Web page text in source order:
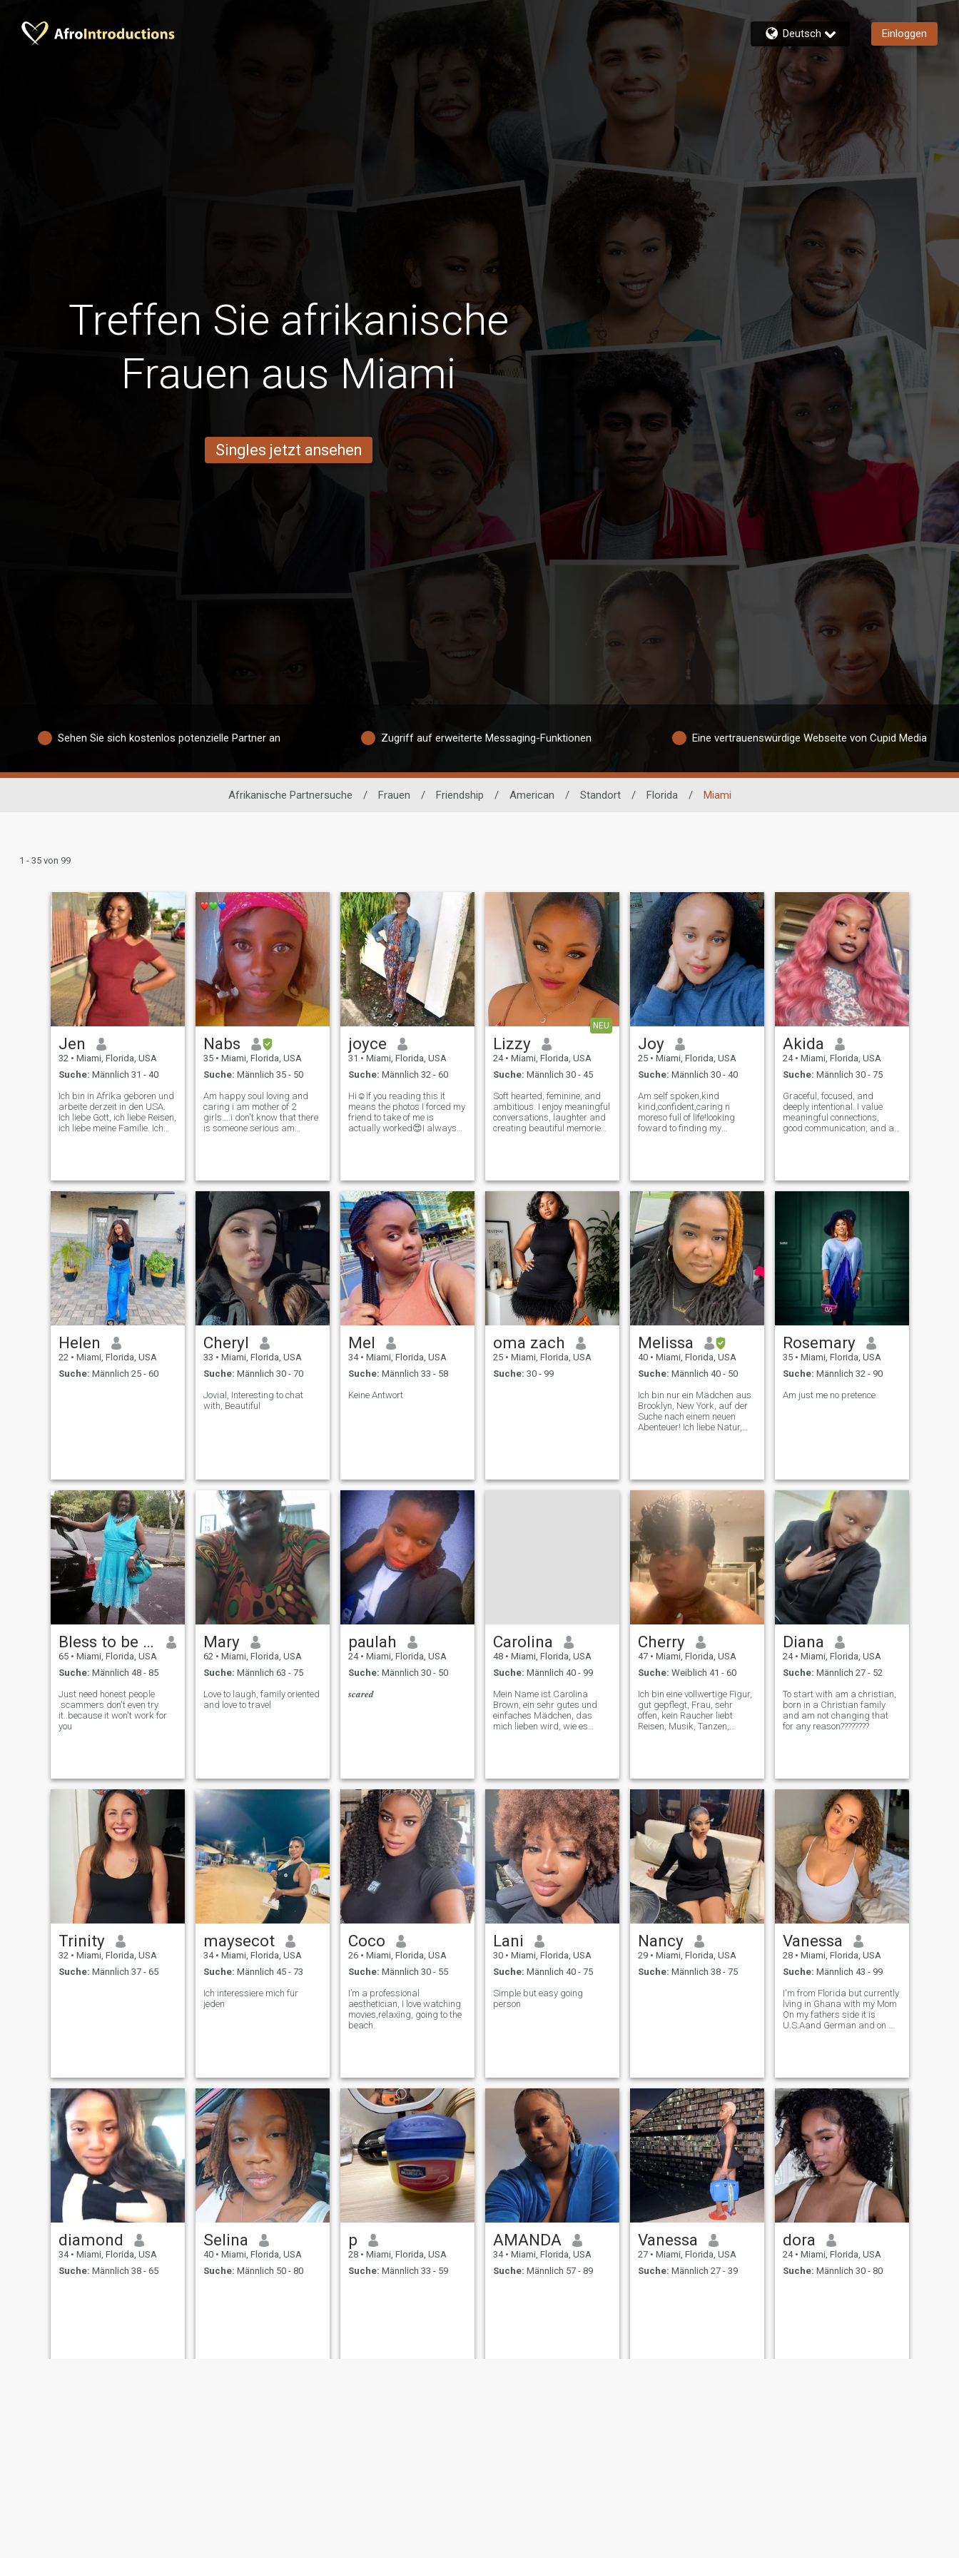
Deutsch Einloggen
Treffen Sie afrikanische
Frauen aus Miami
Singles jetzt ansehen
Sehen Sie sich kostenlos potenzielle Partner an Zugriff auf erweiterte Messaging-Funktionen Eine vertrauenswürdige Webseite von Cupid Media
Afrikanische Partnersuche / Frauen / Friendship / American / Standort / Florida / Miami
1 - 35 von 99
Jen
32 • Miami, Florida, USA
Suche: Männlich 31 - 40
Ich bin in Afrika geboren und
arbeite derzeit in den USA.
Ich liebe Gott, ich liebe Reisen,
ich liebe meine Familie. Ich
liebe DIE AUFMERKSAMKEIT
meines MANNES, verwöhnt
zu werden und meinen König
zu verwöhnen, da ich glaube,
dass die Beziehung eine 2-
Wege-Spur ist. Ich
respektiere und liebe von
ganzem Herzen.
Nabs
35 • Miami, Florida, USA
Suche: Männlich 35 - 50
Am happy soul loving and
caring i am mother of 2
girls....i don't know that there
is someone serious am
we make our own heaven on
earth,
joyce
31 • Miami, Florida, USA
Suche: Männlich 32 - 60
Hi☺️if you reading this it
means the photos I forced my
friend to take of me is
actually worked😍I always
hurt. Am looking for an
equally positive
NEU
Lizzy
24 • Miami, Florida, USA
Suche: Männlich 30 - 45
Soft hearted, feminine, and
ambitious. I enjoy meaningful
conversations, laughter and
creating beautiful memories.
Joy
25 • Miami, Florida, USA
Suche: Männlich 30 - 40
Am self spoken,kind
kind,confident,caring n
moreso full of life!looking
foward to finding my
Akida
24 • Miami, Florida, USA
Suche: Männlich 30 - 75
Graceful, focused, and
deeply intentional. I value
meaningful connections,
good communication, and a
you appreciate maturity,
respect,
Helen
22 • Miami, Florida, USA
Suche: Männlich 25 - 60
Cheryl
33 • Miami, Florida, USA
Suche: Männlich 30 - 70
Jovial, Interesting to chat
with, Beautiful
Mel
34 • Miami, Florida, USA
Suche: Männlich 33 - 58
Keine Antwort
oma zach
25 • Miami, Florida, USA
Suche: 30 - 99
Melissa
40 • Miami, Florida, USA
Suche: Männlich 40 - 50
Ich bin nur ein Mädchen aus
Brooklyn, New York, auf der
Suche nach einem neuen
Abenteuer! Ich liebe Natur,
Rosemary
35 • Miami, Florida, USA
Suche: Männlich 32 - 90
Am just me no pretence
Bless to be a blessing
65 • Miami, Florida, USA
Suche: Männlich 48 - 85
Just need honest people
.scammers don't even try
it..because it won't work for
you
Mary
62 • Miami, Florida, USA
Suche: Männlich 63 - 75
Love to laugh, family oriented
and love to travel
paulah
24 • Miami, Florida, USA
Suche: Männlich 30 - 50
𝒔𝒄𝒂𝒓𝒆𝒅
Carolina
48 • Miami, Florida, USA
Suche: Männlich 40 - 99
Mein Name ist Carolina
Brown, ein sehr gutes und
einfaches Mädchen, das
mich lieben wird, wie es
Cherry
47 • Miami, Florida, USA
Suche: Weiblich 41 - 60
Ich bin eine vollwertige Figur,
gut gepflegt, Frau, sehr
offen, kein Raucher liebt
Reisen, Musik, Tanzen,
Diana
24 • Miami, Florida, USA
Suche: Männlich 27 - 52
To start with am a christian,
born in a Christian family
and am not changing that
for any reason????????
Trinity
32 • Miami, Florida, USA
Suche: Männlich 37 - 65
maysecot
34 • Miami, Florida, USA
Suche: Männlich 45 - 73
Ich interessiere mich für
jeden
Coco
26 • Miami, Florida, USA
Suche: Männlich 30 - 55
I’m a professional
aesthetician, I love watching
movies,relaxing, going to the
beach.
Lani
30 • Miami, Florida, USA
Suche: Männlich 40 - 75
Simple but easy going
person
Nancy
29 • Miami, Florida, USA
Suche: Männlich 38 - 75
Vanessa
28 • Miami, Florida, USA
Suche: Männlich 43 - 99
I'm from Florida but currently
lving in Ghana with my Mom
On my fathers side it is
U.S.Aand German and on my
diamond
34 • Miami, Florida, USA
Suche: Männlich 38 - 65
Selina
40 • Miami, Florida, USA
Suche: Männlich 50 - 80
p
28 • Miami, Florida, USA
Suche: Männlich 33 - 59
AMANDA
34 • Miami, Florida, USA
Suche: Männlich 57 - 89
Vanessa
27 • Miami, Florida, USA
Suche: Männlich 27 - 39
dora
24 • Miami, Florida, USA
Suche: Männlich 30 - 80